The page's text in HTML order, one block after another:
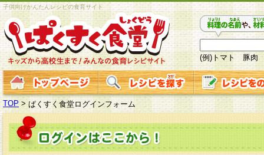
子供向けかんたんレシピの食育サイト
(例)トマト 豚肉
TOP > ぱくすく食堂ログインフォーム